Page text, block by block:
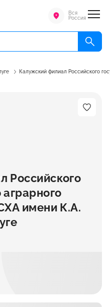
Вся
Россия
Калужский филиал Российского
Российского
аграрного
имени К.А.